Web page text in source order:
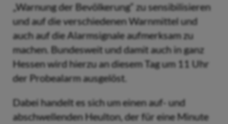
„Warnung der Bevölkerung“ zu sensibilisieren
und auf die verschiedenen Warnmittel und
auch auf die Alarmsignale aufmerksam zu
machen. Bundesweit und damit auch in ganz
Hessen wird hierzu an diesem Tag um 11 Uhr
der Probealarm ausgelöst.
Dabei handelt es sich um einen auf- und
abschwellenden Heulton, der für eine Minute